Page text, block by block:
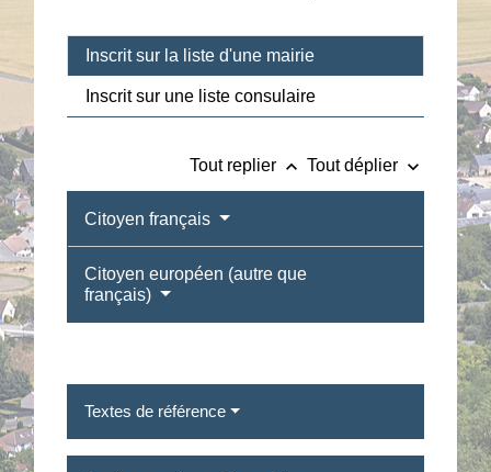
Inscrit sur la liste d'une mairie
Inscrit sur une liste consulaire
Tout replier keyboard_arrow_up Tout déplier keyboard_arrow_down
Citoyen français
Citoyen européen (autre que
français)
Textes de référence